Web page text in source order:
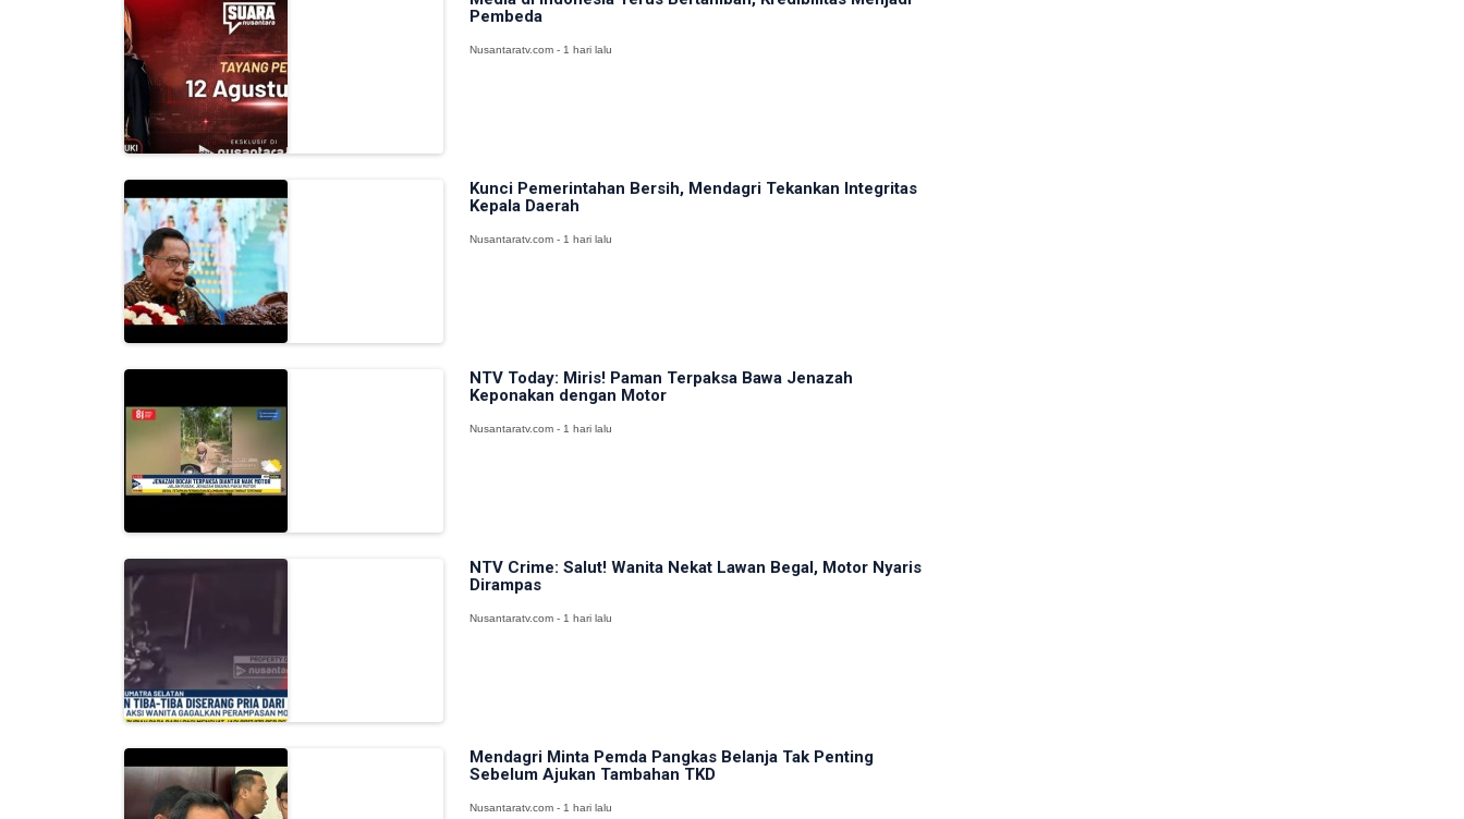
Pembeda
Nusantaratv.com - 1 hari lalu
Kunci Pemerintahan Bersih, Mendagri Tekankan Integritas
Kepala Daerah
Nusantaratv.com - 1 hari lalu
NTV Today: Miris! Paman Terpaksa Bawa Jenazah
Keponakan dengan Motor
Nusantaratv.com - 1 hari lalu
NTV Crime: Salut! Wanita Nekat Lawan Begal, Motor Nyaris
Dirampas
Nusantaratv.com - 1 hari lalu
Mendagri Minta Pemda Pangkas Belanja Tak Penting
Sebelum Ajukan Tambahan TKD
Nusantaratv.com - 1 hari lalu